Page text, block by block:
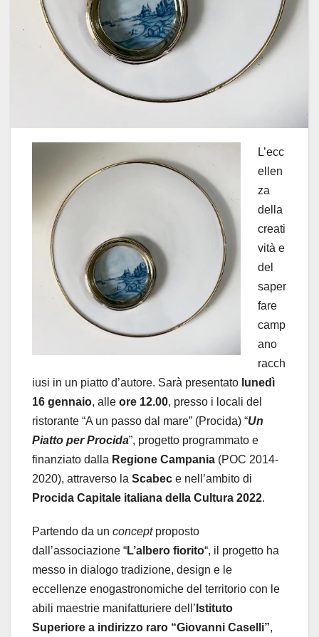
L’ecc
ellen
za
della
creati
vità e
del
saper
fare
camp
ano
racch
iusi in un piatto d’autore. Sarà presentato lunedì
16 gennaio, alle ore 12.00, presso i locali del
ristorante “A un passo dal mare” (Procida) “Un
Piatto per Procida”, progetto programmato e
finanziato dalla Regione Campania (POC 2014-
2020), attraverso la Scabec e nell’ambito di
Procida Capitale italiana della Cultura 2022.
Partendo da un conceptproposto
dall’associazione “L’albero fiorito“, il progetto ha
messo in dialogo tradizione, design e le
eccellenze enogastronomiche del territorio con le
abili maestrie manifatturiere dell’ Istituto
Superiore a indirizzo raro “Giovanni Caselli”,